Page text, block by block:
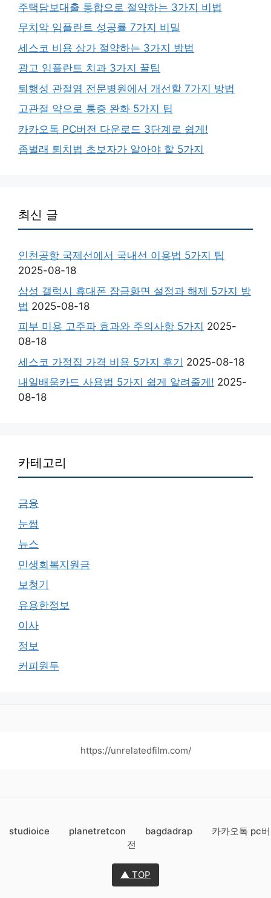
주택담보대출 통합으로 절약하는 3가지 비법
무치악 임플란트 성공률 7가지 비밀
세스코 비용 상가 절약하는 3가지 방법
광고 임플란트 치과 3가지 꿀팁
퇴행성 관절염 전문병원에서 개선할 7가지 방법
고관절 약으로 통증 완화 5가지 팁
카카오톡 PC버전 다운로드 3단계로 쉽게!
좀벌래 퇴치법 초보자가 알아야 할 5가지
최신 글
인천공항 국제선에서 국내선 이용법 5가지 팁
2025-08-18
삼성 갤럭시 휴대폰 잠금화면 설정과 해제 5가지 방
법 2025-08-18
피부 미용 고주파 효과와 주의사항 5가지 2025-
08-18
세스코 가정집 가격 비용 5가지 후기 2025-08-18
내일배움카드 사용법 5가지 쉽게 알려줄게! 2025-
08-18
카테고리
금융
눈썹
뉴스
민생회복지원금
보청기
유용한정보
이사
정보
커피원두
https://unrelatedfilm.com/
studioice planetretcon bagdadrap
카카오톡 pc버
전
▲ TOP